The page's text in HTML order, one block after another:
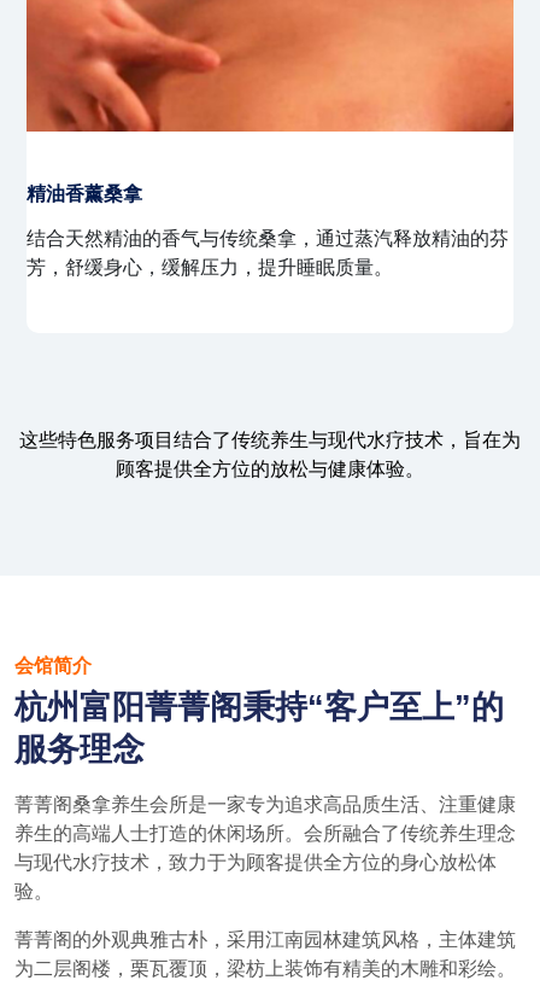
精油香薰桑拿
结合天然精油的香气与传统桑拿，通过蒸汽释放精油的芬
芳，舒缓身心，缓解压力，提升睡眠质量。
这些特色服务项目结合了传统养生与现代水疗技术，旨在为
顾客提供全方位的放松与健康体验。
会馆简介
杭州富阳菁菁阁秉持“客户至上”的
服务理念
菁菁阁桑拿养生会所是一家专为追求高品质生活、注重健康
养生的高端人士打造的休闲场所。会所融合了传统养生理念
与现代水疗技术，致力于为顾客提供全方位的身心放松体
验。
菁菁阁的外观典雅古朴，采用江南园林建筑风格，主体建筑
为二层阁楼，栗瓦覆顶，梁枋上装饰有精美的木雕和彩绘。